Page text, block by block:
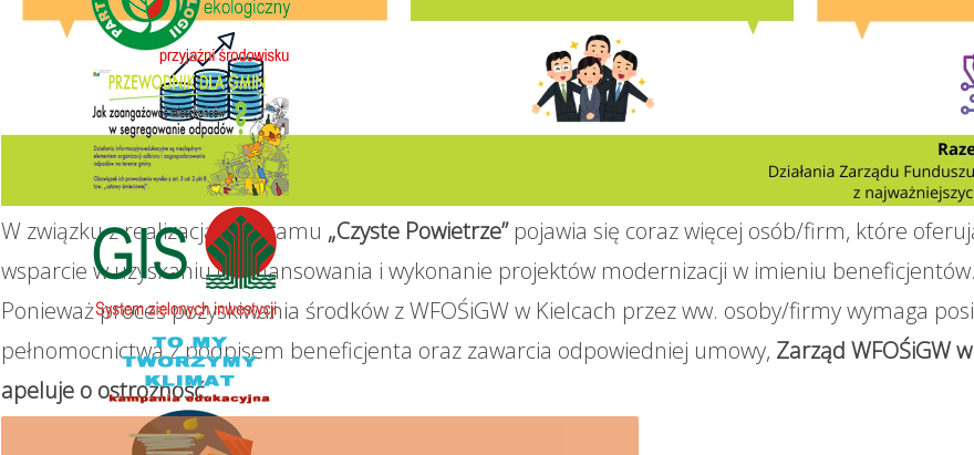
W związku z realizacją Programu „Czyste Powietrze”pojawia się coraz więcej osób/firm, które
wsparcie w uzyskaniu dofinansowania i wykonanie projektów modernizacji w imieniu beneficjentów.
Ponieważ proces pozyskiwania środków z WFOŚiGW w Kielcach przez ww. osoby/firmy wymaga
pełnomocnictwa z podpisem beneficjenta oraz zawarcia odpowiedniej umowy, Zarząd WFOŚiGW
apeluje o ostrożność.